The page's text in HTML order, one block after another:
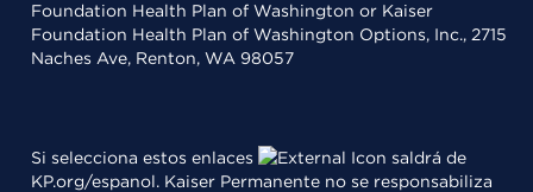
Foundation Health Plan of Washington or Kaiser
Foundation Health Plan of Washington Options, Inc., 2715
Naches Ave, Renton, WA 98057
Si selecciona estos enlaces
saldrá de
KP.org/espanol. Kaiser Permanente no se responsabiliza